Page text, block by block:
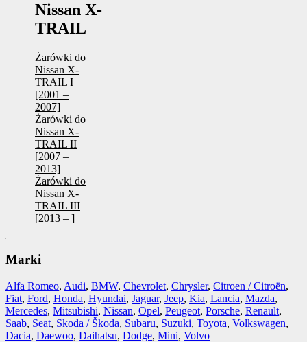
Nissan X-
TRAIL
Żarówki do
Nissan X-
TRAIL I
[2001 –
2007]
Żarówki do
Nissan X-
TRAIL II
[2007 –
2013]
Żarówki do
Nissan X-
TRAIL III
[2013 – ]
Marki
Alfa Romeo, Audi, BMW, Chevrolet, Chrysler, Citroen / Citroën,
Fiat, Ford, Honda, Hyundai, Jaguar, Jeep, Kia, Lancia, Mazda,
Mercedes, Mitsubishi, Nissan, Opel, Peugeot, Porsche, Renault,
Saab, Seat, Skoda / Škoda, Subaru, Suzuki, Toyota, Volkswagen,
Dacia, Daewoo, Daihatsu, Dodge, Mini, Volvo